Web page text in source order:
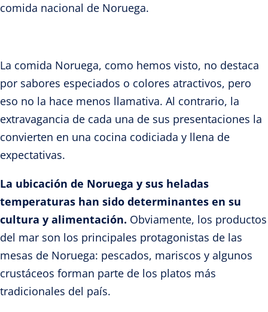
comida nacional de Noruega.
La comida Noruega, como hemos visto, no destaca
por sabores especiados o colores atractivos, pero
eso no la hace menos llamativa. Al contrario, la
extravagancia de cada una de sus presentaciones la
convierten en una cocina codiciada y llena de
expectativas.
La ubicación de Noruega y sus heladas
temperaturas han sido determinantes en su
cultura y alimentación. Obviamente, los productos
del mar son los principales protagonistas de las
mesas de Noruega: pescados, mariscos y algunos
crustáceos forman parte de los platos más
tradicionales del país.